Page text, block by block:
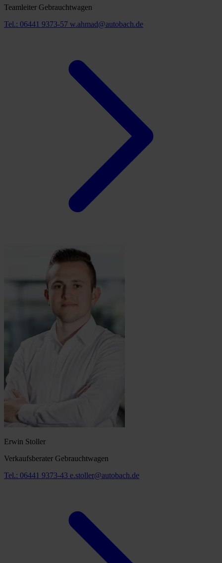
Teamleiter Gebrauchtwagen
Tel.: 06441 9373-57 w.ahmad@autobach.de
Erwin Stoller
Verkaufsberater Gebrauchtwagen
Tel.: 06441 9373-43 e.stoller@autobach.de